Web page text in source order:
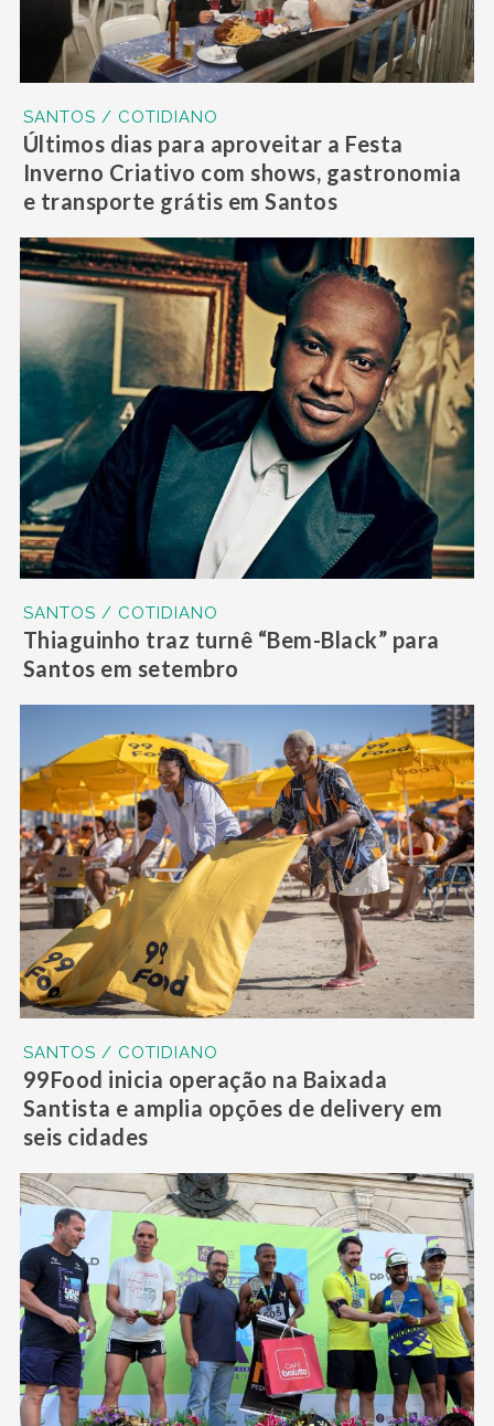
SANTOS / COTIDIANO
Últimos dias para aproveitar a Festa
Inverno Criativo com shows, gastronomia
e transporte grátis em Santos
SANTOS / COTIDIANO
Thiaguinho traz turnê “Bem-Black” para
Santos em setembro
SANTOS / COTIDIANO
99Food inicia operação na Baixada
Santista e amplia opções de delivery em
seis cidades